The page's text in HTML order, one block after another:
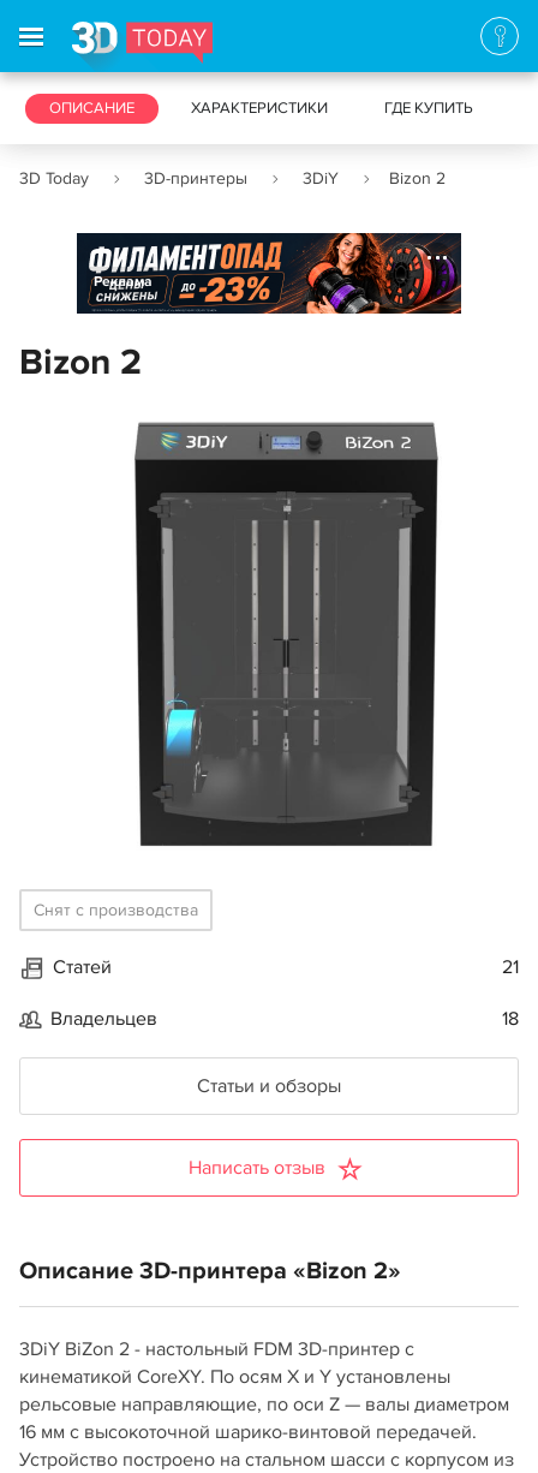
3D-ПРИНТЕРЫ 3D-СКАНЕРЫ
ОПИСАНИЕ ХАРАКТЕРИСТИКИ ГДЕ КУПИТЬ
3D Today 3D-принтеры 3DiY Bizon 2
Реклама
Bizon 2
Снят с производства
Статей 21
Владельцев 18
Статьи и обзоры
Написать отзыв
Описание 3D-принтера «Bizon 2»
3DiY BiZon 2 - настольный FDM 3D-принтер с
кинематикой CoreXY. По осям X и Y установлены
рельсовые направляющие, по оси Z — валы диаметром
16 мм с высокоточной шарико-винтовой передачей.
Устройство построено на стальном шасси с корпусом из